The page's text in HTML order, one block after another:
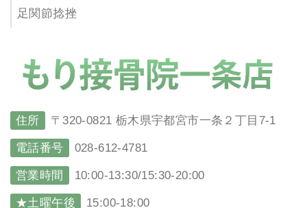
足関節捻挫
住所 〒320-0821 栃木県宇都宮市一条２丁目7-1
電話番号 028-612-4781
営業時間 10:00-13:30/15:30-20:00
★土曜午後 15:00-18:00